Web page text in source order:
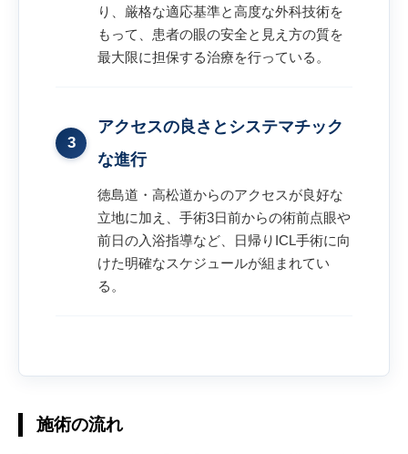
り、厳格な適応基準と高度な外科技術を
もって、患者の眼の安全と見え方の質を
最大限に担保する治療を行っている。
3
アクセスの良さとシステマチック
な進行
徳島道・高松道からのアクセスが良好な
立地に加え、手術3日前からの術前点眼や
前日の入浴指導など、日帰りICL手術に向
けた明確なスケジュールが組まれてい
る。
施術の流れ